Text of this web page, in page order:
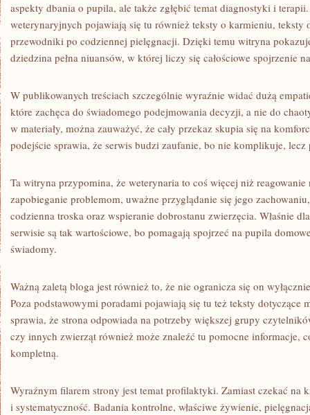
aspekty dbania o pupila, ale także zgłębić temat diagnostyki i
weterynaryjnych pojawiają się tu również teksty o karmieniu,
przewodniki po codziennej pielęgnacji. Dzięki temu witryna
dziedzina pełna niuansów, w której liczy się całościowe spojrzenie
W publikowanych treściach szczególnie wyraźnie widać dużą
które zachęca do świadomego podejmowania decyzji, a nie do
w materiały, można zauważyć, że cały przekaz skupia się na
podejście sprawia, że serwis budzi zaufanie, bo nie komplikuje,
Ta witryna przypomina, że weterynaria to coś więcej niż reagowanie
zapobieganie problemom, uważne przyglądanie się jego
codzienna troska oraz wspieranie dobrostanu zwierzęcia. Właśnie
serwisie są tak wartościowe, bo pomagają spojrzeć na pupila
świadomy.
Ważną zaletą bloga jest również to, że nie ogranicza się on
Poza podstawowymi poradami pojawiają się tu też teksty dotyczące
sprawia, że strona odpowiada na potrzeby większej grupy
czy innych zwierząt również może znaleźć tu pomocne informacje,
kompletną.
Wyraźnym filarem strony jest temat profilaktyki. Zamiast czekać na
i systematyczność. Badania kontrolne, właściwe żywienie,